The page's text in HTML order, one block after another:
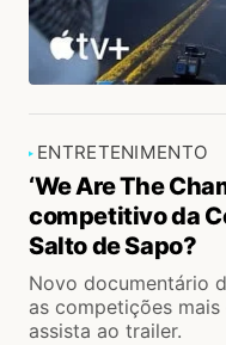
ENTRETENIMENTO
‘We Are The
competitivo da
Salto de Sapo?
Novo documentário
as competições
assista ao trailer.